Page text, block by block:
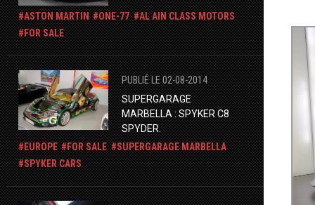
ASTON MARTIN ONE-77
AL AIN CLASS MOTORS
FOR SALE
PUBLIÉ LE 02-08-2014
SUPERGARAGE
MARBELLA : SPYKER C8
SPYDER.
EUROPE
FOR SALE
SUPERGARAGE MARBELLA
SPYKER CARS